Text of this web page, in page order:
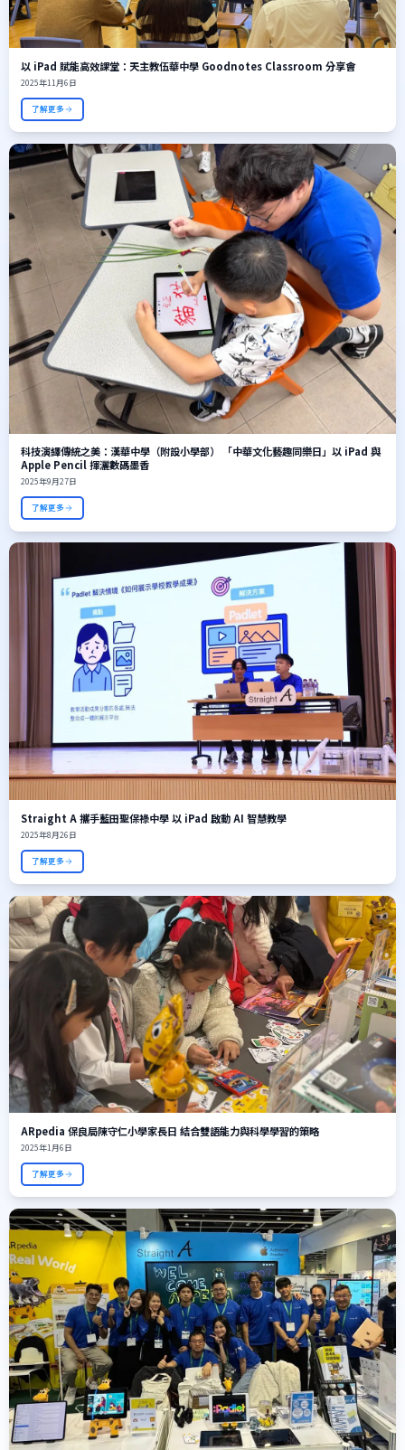
以 iPad 賦能高效課堂：天主教伍華中學 Goodnotes Classroom 分享會
2025年11月6日
了解更多
科技演繹傳統之美：漢華中學（附設小學部） 「中華文化藝趣同樂日」以 iPad 與
Apple Pencil 揮灑數碼墨香
2025年9月27日
了解更多
Straight A 攜手藍田聖保祿中學 以 iPad 啟動 AI 智慧教學
2025年8月26日
了解更多
ARpedia 保良局陳守仁小學家長日 結合雙語能力與科學學習的策略
2025年1月6日
了解更多